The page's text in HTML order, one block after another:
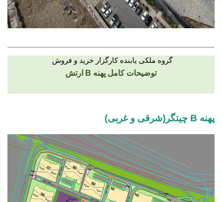
گروه ملکی یابنده کارگزار خرید و فروش
توضیحات کامل پهنه B ارتش
پهنه B چیتگر(شرقی و غربی)